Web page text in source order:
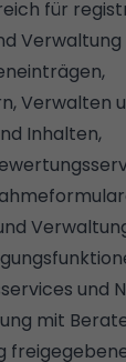
für
Verwalten
Inhalten,
und
mit